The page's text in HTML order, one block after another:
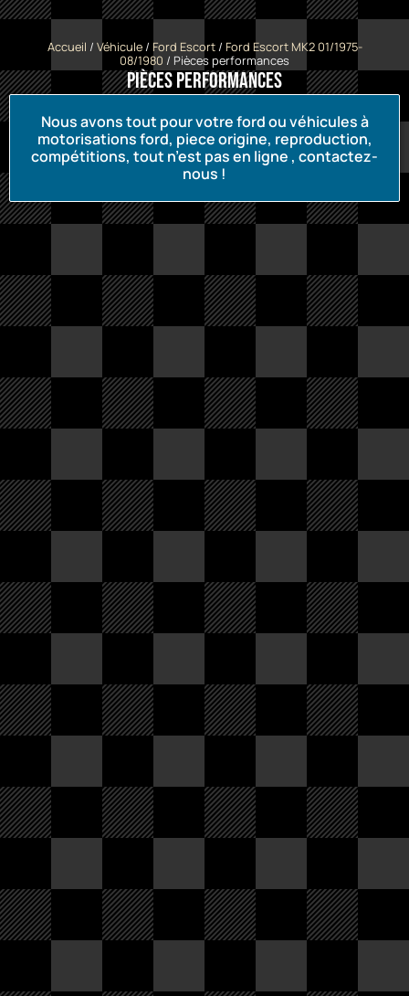
Accueil / Véhicule/ Ford Escort/ Ford Escort MK2 01/1975-
08/1980 / Pièces performances
Pièces performances
Nous avons tout pour votre ford ou véhicules à
motorisations ford, piece origine, reproduction,
compétitions, tout n’est pas en ligne , contactez-
nous !